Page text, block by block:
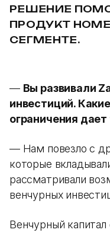
РЕШЕНИЕ
ПРОДУКТ
СЕГМЕНТЕ.
— Вы развивали
инвестиций.
ограничения дает
— Нам повезло с
которые
рассматривали
венчурных
Венчурный